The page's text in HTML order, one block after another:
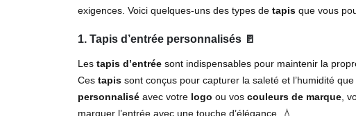
exigences. Voici quelques-uns des types de tapis que vous
1. Tapis d’entrée personnalisés 🚪
Les tapis d’entrée sont indispensables pour maintenir la
Ces tapis sont conçus pour capturer la saleté et l’humidité
personnalisé avec votre logo ou vos couleurs de marque ,
marquer l’entrée avec une touche d’élégance. 💧